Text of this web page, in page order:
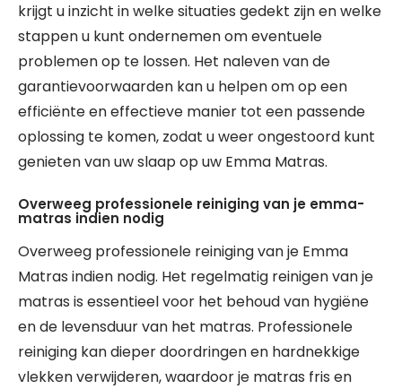
krijgt u inzicht in welke situaties gedekt zijn en welke
stappen u kunt ondernemen om eventuele
problemen op te lossen. Het naleven van de
garantievoorwaarden kan u helpen om op een
efficiënte en effectieve manier tot een passende
oplossing te komen, zodat u weer ongestoord kunt
genieten van uw slaap op uw Emma Matras.
Overweeg professionele reiniging van je emma-
matras indien nodig
Overweeg professionele reiniging van je Emma
Matras indien nodig. Het regelmatig reinigen van je
matras is essentieel voor het behoud van hygiëne
en de levensduur van het matras. Professionele
reiniging kan dieper doordringen en hardnekkige
vlekken verwijderen, waardoor je matras fris en